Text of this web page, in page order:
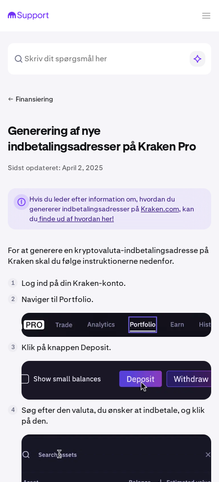
Finansiering
Generering af nye
indbetalingsadresser på Kraken Pro
Sidst opdateret: April 2, 2025
Hvis du leder efter information om, hvordan du
genererer indbetalingsadresser på Kraken.com, kan
du finde ud af hvordan her!
For at generere en kryptovaluta-indbetalingsadresse på
Kraken skal du følge instruktionerne nedenfor.
1 Log ind på din Kraken-konto.
2 Naviger til Portfolio.
3 Klik på knappen Deposit.
4
Søg efter den valuta, du ønsker at indbetale, og klik
på den.